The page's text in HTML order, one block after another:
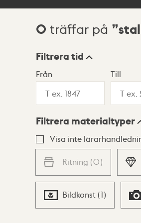
Sökresultat
0 träffar på
Visningsläge
Lista Karta
Filtrera tid
Från Till
Filtrera materialtyper
Visa inte
Ritning (0)
Bildkonst (1)